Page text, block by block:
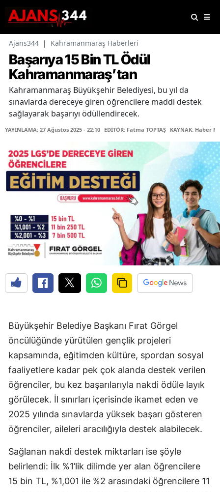
Ajans344 | Kahramanmaraş Haberleri
Başarıya 15 Bin TL Ödül
Kahramanmaraş’tan
Kahramanmaraş Büyükşehir Belediyesi, bu yıl da
sınavlarda dereceye giren öğrencilere maddi destek
sağlayarak başarıyı ödüllendirecek.
YAYINLAMA: 27 Ağustos 2025 - 22:10 EDİTÖR: Fatma TOPTAŞ KAYNAK: Haber
Büyükşehir Belediye Başkanı Fırat Görgel
öncülüğünde yürütülen gençlik projeleri
kapsamında, eğitimden kültüre, spordan sosyal
faaliyetlere kadar pek çok alanda destek verilen
öğrenciler, bu kez başarılarıyla nakdi ödüle layık
görülecek. İl sınırları içerisinde ikamet eden ve
2025 yılında sınavlarda yüksek başarı gösteren
öğrenciler, aileleri aracılığıyla destek alabilecek.
Sağlanan nakdi destek miktarları ise şöyle
belirlendi: İlk %1’lik dilimde yer alan öğrencilere
15 bin TL, %1,001 ile %2 arasındaki öğrencilere 11